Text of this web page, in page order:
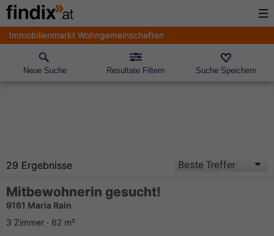
Immobilienmarkt Wohngemeinschaften
Neue Suche Resultate Filtern Suche Speichern
29 Ergebnisse
Mitbewohnerin gesucht!
9161 Maria Rain
3 Zimmer · 62 m²